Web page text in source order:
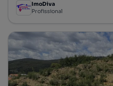
ImoDiva
Profissional